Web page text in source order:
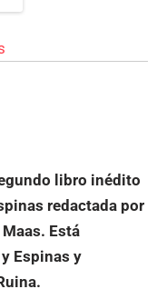
libro inédito
redactada por
Está
Espinas y